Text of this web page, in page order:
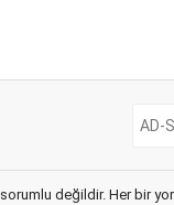
değildir. Her bir